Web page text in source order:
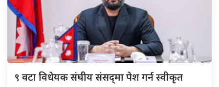
९ वटा विधेयक संघीय संसद्‌मा पेश गर्न स्वीकृत